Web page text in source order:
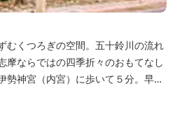
むくつろぎの空間。五十鈴川の流れ
摩ならではの四季折々のおもてなし
勢神宮（内宮）に歩いて５分。早朝